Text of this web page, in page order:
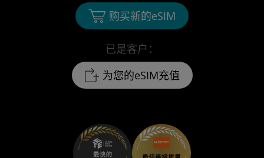
已是客户：
为您的eSIM充值
购买新的eSIM